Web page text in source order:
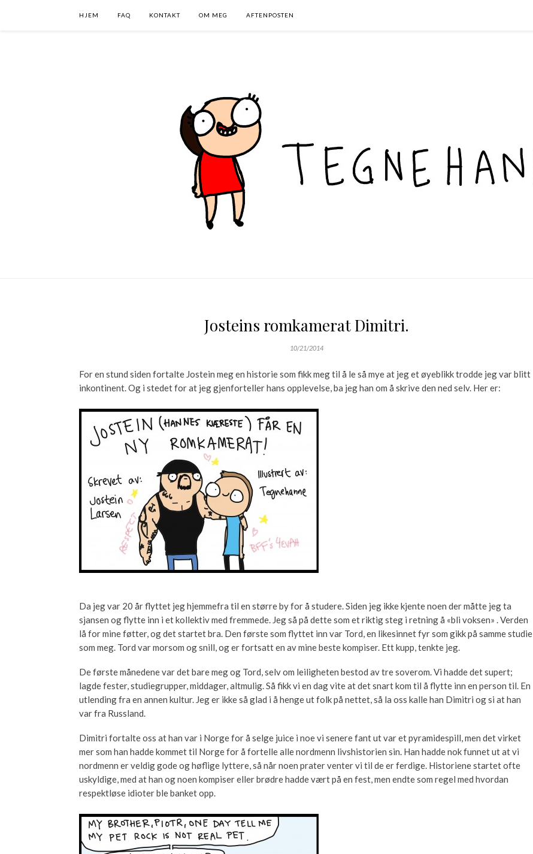
HJEM FAQ KONTAKT OM MEG AFTENPOSTEN
Josteins romkamerat Dimitri.
10/21/2014
For en stund siden fortalte Jostein meg en historie som fikk meg til å le så mye at jeg et øyeblikk trodde jeg var blitt
inkontinent. Og i stedet for at jeg gjenforteller hans opplevelse, ba jeg han om å skrive den ned selv. Her er:
Da jeg var 20 år flyttet jeg hjemmefra til en større by for å studere. Siden jeg ikke kjente noen der måtte jeg ta
sjansen og flytte inn i et kollektiv med fremmede. Jeg så på dette som et riktig steg i retning å «bli voksen» . Verden
lå for mine føtter, og det startet bra. Den første som flyttet inn var Tord, en likesinnet fyr som gikk på samme studie
som meg. Tord var morsom og snill, og er fortsatt en av mine beste kompiser. Ett kupp, tenkte jeg.
De første månedene var det bare meg og Tord, selv om leiligheten bestod av tre soverom. Vi hadde det supert;
lagde fester, studiegrupper, middager, altmulig. Så fikk vi en dag vite at det snart kom til å flytte inn en person til. En
utlending fra en annen kultur. Jeg er ikke så glad i å henge ut folk på nettet, så la oss kalle han Dimitri og si at han
var fra Russland.
Dimitri fortalte oss at han var i Norge for å selge juice i noe vi senere fant ut var et pyramidespill, men det virket
mer som han hadde kommet til Norge for å fortelle alle nordmenn livshistorien sin. Han hadde nok funnet ut at vi
nordmenn er veldig gode og høflige lyttere, så når noen prater venter vi til de er ferdige. Historiene startet ofte
uskyldige, med at han og noen kompiser eller brødre hadde vært på en fest, men endte som regel med hvordan
respektløse idioter ble banket opp.